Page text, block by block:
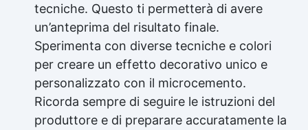
tecniche. Questo ti permetterà di avere
un’anteprima del risultato finale.
Sperimenta con diverse tecniche e colori
per creare un effetto decorativo unico e
personalizzato con il microcemento.
Ricorda sempre di seguire le istruzioni del
produttore e di preparare accuratamente la